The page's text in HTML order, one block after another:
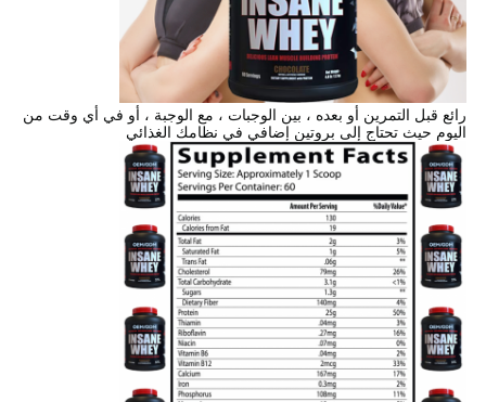
رائع قبل التمرين أو بعده ، بين الوجبات ، مع الوجبة ، أو في أي وقت من
اليوم حيث تحتاج إلى بروتين إضافي في نظامك الغذائي